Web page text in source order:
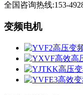
全国咨询热线:153-
变频电机